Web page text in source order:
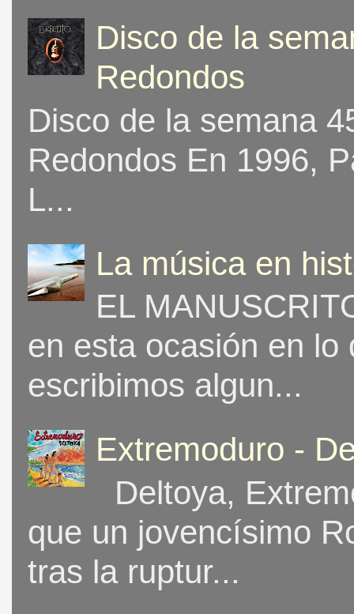
Disco de la
Redondos
Disco de la semana
Redondos En 1996,
L...
La música en
EL
en esta ocasión en
escribimos algun...
Extremoduro -
Deltoya,
que un jovencísimo
tras la ruptur...